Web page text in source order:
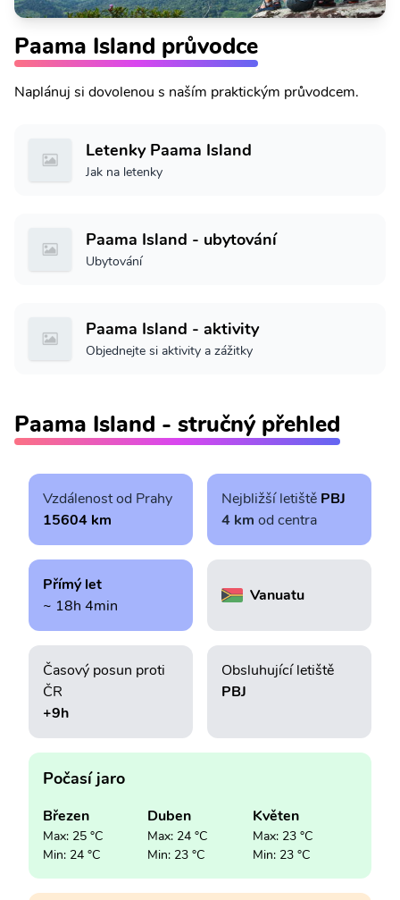
Paama Island průvodce
Naplánuj si dovolenou s naším praktickým průvodcem.
Letenky Paama Island
Jak na letenky
Paama Island - ubytování
Ubytování
Paama Island - aktivity
Objednejte si aktivity a zážitky
Paama Island - stručný přehled
Vzdálenost od Prahy
15604 km
Nejbližší letiště PBJ
4 km od centra
Přímý let
~ 18h 4min
Vanuatu
Časový posun proti
ČR
+9h
Obsluhující letiště
PBJ
Počasí jaro
Březen
Max: 25 °C
Min: 24 °C
Duben
Max: 24 °C
Min: 23 °C
Květen
Max: 23 °C
Min: 23 °C